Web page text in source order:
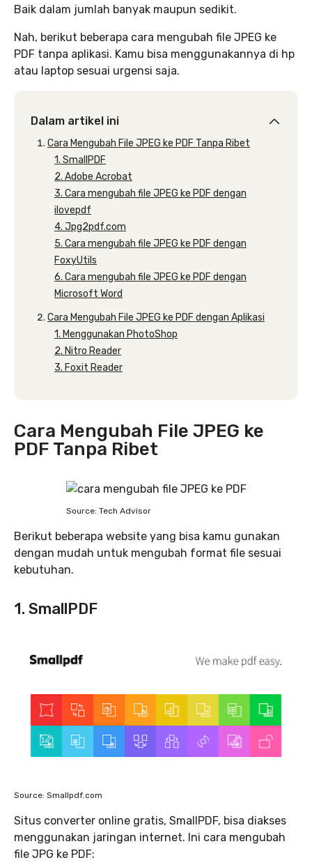
Baik dalam jumlah banyak maupun sedikit.
Nah, berikut beberapa cara mengubah file JPEG ke
PDF tanpa aplikasi. Kamu bisa menggunakannya di hp
atau laptop sesuai urgensi saja.
Dalam artikel ini
Cara Mengubah File JPEG ke PDF Tanpa Ribet
1. SmallPDF
2. Adobe Acrobat
3. Cara mengubah file JPEG ke PDF dengan
ilovepdf
4. Jpg2pdf.com
5. Cara mengubah file JPEG ke PDF dengan
FoxyUtils
6. Cara mengubah file JPEG ke PDF dengan
Microsoft Word
Cara Mengubah File JPEG ke PDF dengan Aplikasi
1. Menggunakan PhotoShop
2. Nitro Reader
3. Foxit Reader
Cara Mengubah File JPEG ke
PDF Tanpa Ribet
Source: Tech Advisor
Berikut beberapa website yang bisa kamu gunakan
dengan mudah untuk mengubah format file sesuai
kebutuhan.
1. SmallPDF
Source: Smallpdf.com
Situs converter online gratis, SmallPDF, bisa diakses
menggunakan jaringan internet. Ini cara mengubah
file JPG ke PDF: